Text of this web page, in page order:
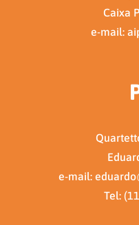
Caixa
e-mail:
e-mail:
Tel: